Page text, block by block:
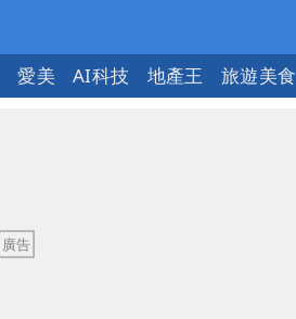
愛美 AI科技 地產王 旅遊美食